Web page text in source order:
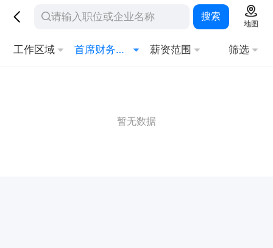
搜索
地图
工作区域 首席财务官CFO 薪资范围 筛选
暂无数据